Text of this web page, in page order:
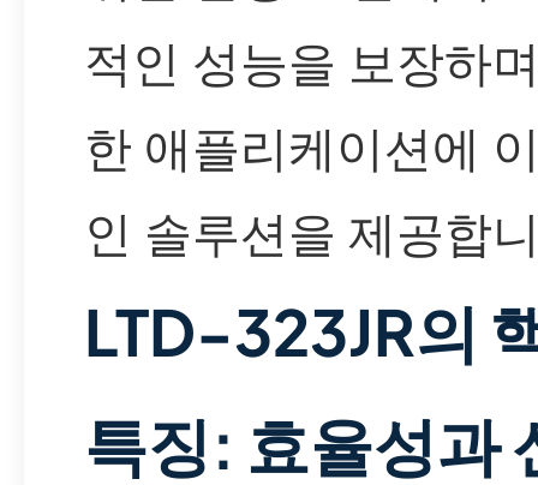
적인 성능을 보장하
한 애플리케이션에
인 솔루션을 제공합
LTD-323JR의
특징: 효율성과